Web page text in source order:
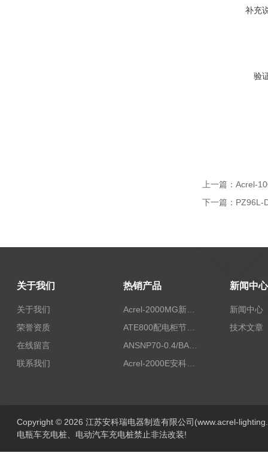
补充
验
上一篇： Acrel-
下一篇： PZ96L-
关于我们
关于我们
荣誉资质
在线留言
联系我们
热销产品
Acrel-2000MG新能源消纳安科瑞微电网能量管理系统
ATE800配电柜节点无线测温/表带捆绑/无源感应取电
ANSNP70-0.4/BANSNP中线安防保护器 治理三相不平衡
Acrel-2000E安科瑞Acrel配电室综合监控系统
新闻中心
新闻中心
技术文章
Copyright © 2026 江苏安科瑞电器制造有限公司(www.acrel-
电瓶车充电桩、电动汽车充电桩禁止非法改装!